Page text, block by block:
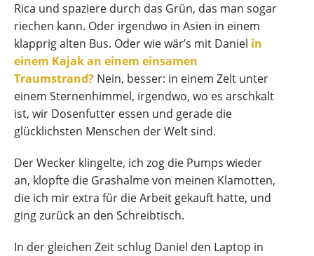
Rica und spaziere durch das Grün, das man sogar
riechen kann. Oder irgendwo in Asien in einem
klapprig alten Bus. Oder wie wär’s mit Daniel in
einem Kajak an einem einsamen
Traumstrand? Nein, besser: in einem Zelt unter
einem Sternenhimmel, irgendwo, wo es arschkalt
ist, wir Dosenfutter essen und gerade die
glücklichsten Menschen der Welt sind.
Der Wecker klingelte, ich zog die Pumps wieder
an, klopfte die Grashalme von meinen Klamotten,
die ich mir extra für die Arbeit gekauft hatte, und
ging zurück an den Schreibtisch.
In der gleichen Zeit schlug Daniel den Laptop in